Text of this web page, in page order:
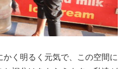
かく明るく元気で、この空間に